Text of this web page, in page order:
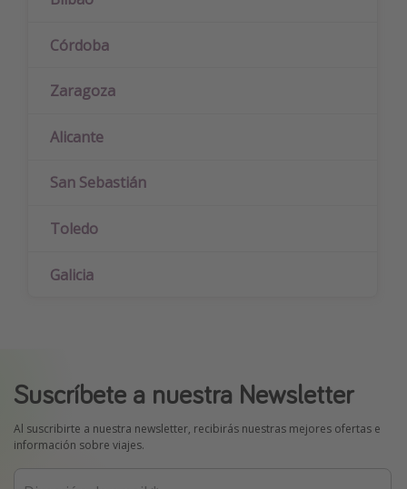
Córdoba
Zaragoza
Alicante
San Sebastián
Toledo
Galicia
Suscríbete a nuestra Newsletter
Al suscribirte a nuestra newsletter, recibirás nuestras mejores ofertas e
información sobre viajes.